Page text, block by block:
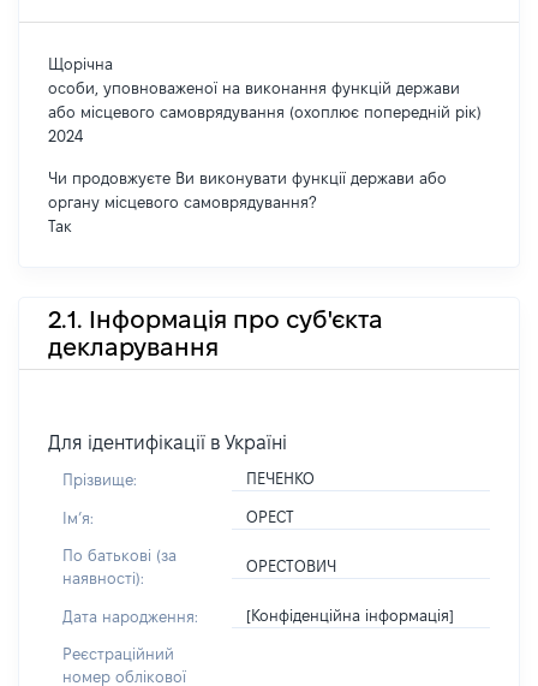
Щорічна
особи, уповноваженої на виконання функцій держави
або місцевого самоврядування (охоплює попередній рік)
2024
Чи продовжуєте Ви виконувати функції держави або
органу місцевого самоврядування?
Так
2.1. Інформація про суб'єкта
декларування
Для ідентифікації в Україні
Прізвище: ПЕЧЕНКО
Імʼя: ОРЕСТ
По батькові (за
наявності):
ОРЕСТОВИЧ
Дата народження: [Конфіденційна інформація]
Реєстраційний
номер облікової